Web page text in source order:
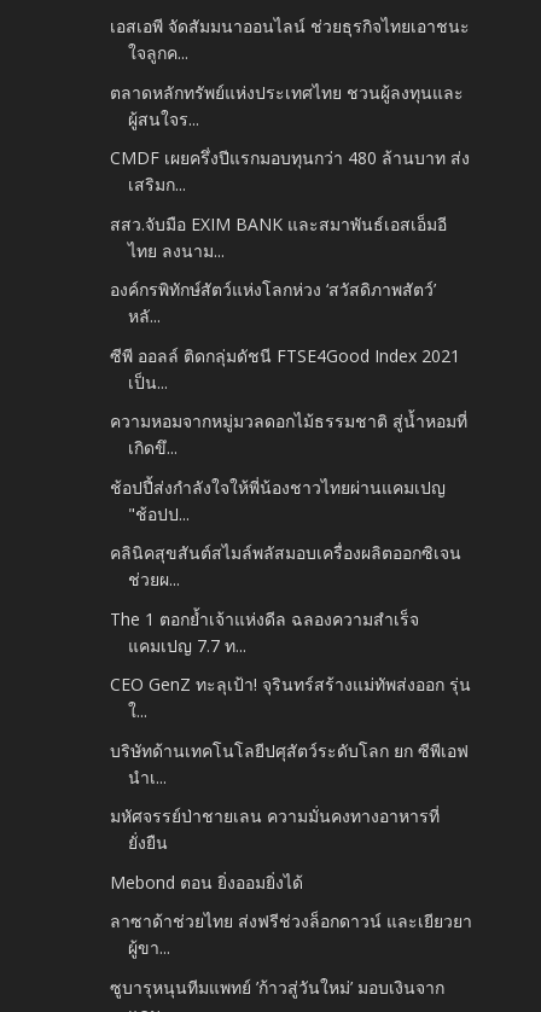
เอสเอพี จัดสัมมนาออนไลน์ ช่วยธุรกิจไทยเอาชนะ
ใจลูกค...
ตลาดหลักทรัพย์แห่งประเทศไทย ชวนผู้ลงทุนและ
ผู้สนใจร...
CMDF เผยครึ่งปีแรกมอบทุนกว่า 480 ล้านบาท ส่ง
เสริมก...
สสว.จับมือ EXIM BANK และสมาพันธ์เอสเอ็มอี
ไทย ลงนาม...
องค์กรพิทักษ์สัตว์แห่งโลกห่วง ‘สวัสดิภาพสัตว์’
หลั...
ซีพี ออลล์ ติดกลุ่มดัชนี FTSE4Good Index 2021
เป็น...
ความหอมจากหมู่มวลดอกไม้ธรรมชาติ สู่น้ำหอมที่
เกิดขึ...
ช้อปปี้ส่งกำลังใจให้พี่น้องชาวไทยผ่านแคมเปญ
"ช้อปป...
คลินิคสุขสันต์สไมล์พลัสมอบเครื่องผลิตออกซิเจน
ช่วยผ...
The 1 ตอกย้ำเจ้าแห่งดีล ฉลองความสำเร็จ
แคมเปญ 7.7 ท...
CEO GenZ ทะลุเป้า! จุรินทร์สร้างแม่ทัพส่งออก รุ่น
ใ...
บริษัทด้านเทคโนโลยีปศุสัตว์ระดับโลก ยก ซีพีเอฟ
นำเ...
มหัศจรรย์ป่าชายเลน ความมั่นคงทางอาหารที่
ยั่งยืน
Mebond ตอน ยิ่งออมยิ่งได้
ลาซาด้าช่วยไทย ส่งฟรีช่วงล็อกดาวน์ และเยียวยา
ผู้ขา...
ซูบารุหนุนทีมแพทย์ ’ก้าวสู่วันใหม่’ มอบเงินจาก